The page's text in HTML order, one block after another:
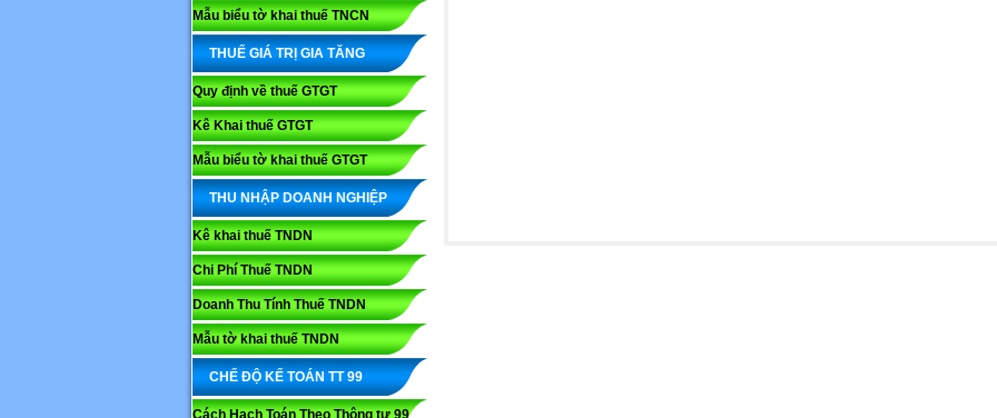
Mẫu biểu tờ khai thuế TNCN
THUẾ GIÁ TRỊ GIA TĂNG
Quy định về thuế GTGT
Kê Khai thuế GTGT
Mẫu biểu tờ khai thuế GTGT
THU NHẬP DOANH NGHIỆP
Kê khai thuế TNDN
Chi Phí Thuế TNDN
Doanh Thu Tính Thuế TNDN
Mẫu tờ khai thuế TNDN
CHẾ ĐỘ KẾ TOÁN TT 99
Cách Hạch Toán Theo Thông tư 99